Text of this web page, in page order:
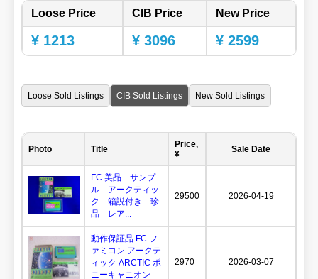
Loose Price CIB Price New Price
¥ 1213 ¥ 3096 ¥ 2599
Loose Sold Listings CIB Sold Listings New Sold Listings
Photo Title
Price,
¥
Sale Date
FC 美品 サンプ
ル アークティッ
ク 箱説付き 珍
品 レア...
29500 2026-04-19
動作保証品 FC フ
ァミコン アークテ
ィック ARCTIC ポ
ニーキャニオン
2970 2026-03-07